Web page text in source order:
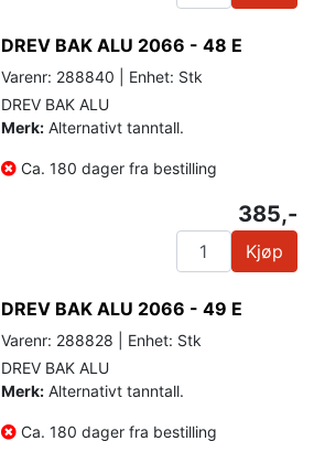
DREV BAK ALU 2066 - 48 E
Varenr: 288840 | Enhet: Stk
DREV BAK ALU
Merk: Alternativt tanntall.
Ca. 180 dager fra bestilling
385,-
Kjøp
DREV BAK ALU 2066 - 49 E
Varenr: 288828 | Enhet: Stk
DREV BAK ALU
Merk: Alternativt tanntall.
Ca. 180 dager fra bestilling